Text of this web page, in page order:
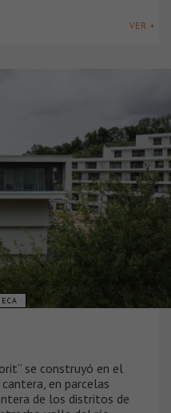
VER +
se construyó en el
en parcelas
de los distritos de